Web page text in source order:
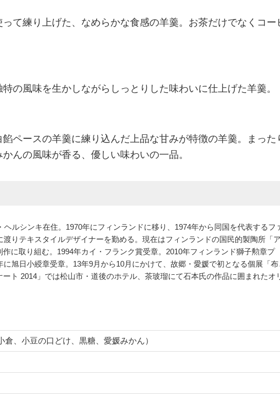
て練り上げた、なめらかな食感の羊羹。お茶だけでなくコー
の風味を生かしながらしっとりした味わいに仕上げた羊羹。
ペースの羊羹に練り込んだ上品な甘みが特徴の羊羹。まった
んの風味が香る、優しい味わいの一品。
ルシンキ在住。1970年にフィンランドに移り、1974年から同国を代表するフ
りテキスタイルデザイナーを勤める。現在はフィンランドの国民的製陶所「
に取り組む。1994年カイ・フランク賞受章。2010年フィンランド獅子勲章プ
旭日小綬章受章。13年9月から10月にかけて、故郷・愛媛で初となる個展「布
ト 2014」では松山市・道後のホテル、茶玻瑠にて石本氏の作品に囲まれたオ
倉、小豆の口どけ、黒糖、愛媛みかん）